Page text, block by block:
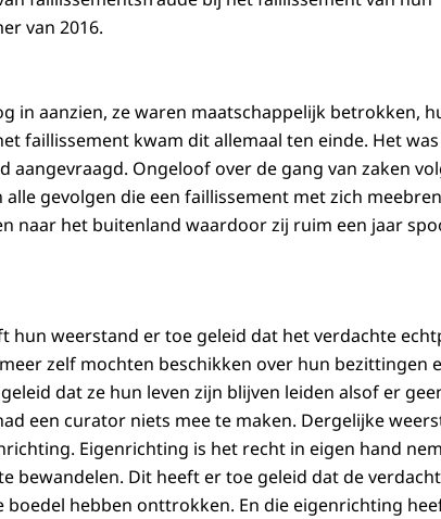
van 2016.
in aanzien, ze waren maatschappelijk betrokken,
faillissement kwam dit allemaal ten einde. Het
aangevraagd. Ongeloof over de gang van zaken
gevolgen die een faillissement met zich
naar het buitenland waardoor zij ruim een jaar
hun weerstand er toe geleid dat het verdachte
zelf mochten beschikken over hun bezittingen
dat ze hun leven zijn blijven leiden alsof er
een curator niets mee te maken. Dergelijke
Eigenrichting is het recht in eigen hand
bewandelen. Dit heeft er toe geleid dat de
boedel hebben onttrokken. En die eigenrichting